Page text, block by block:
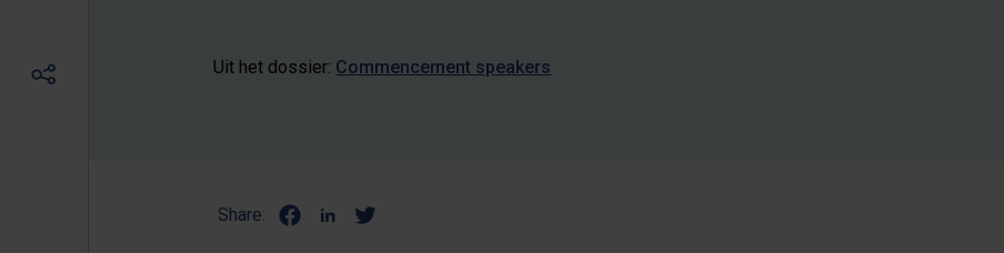
Uit het dossier: Commencement speakers
Share: